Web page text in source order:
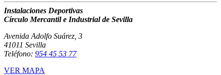
Instalaciones Deportivas
Círculo Mercantil e Industrial de Sevilla
Avenida Adolfo Suárez, 3
41011 Sevilla
Teléfono: 954 45 53 77
VER MAPA